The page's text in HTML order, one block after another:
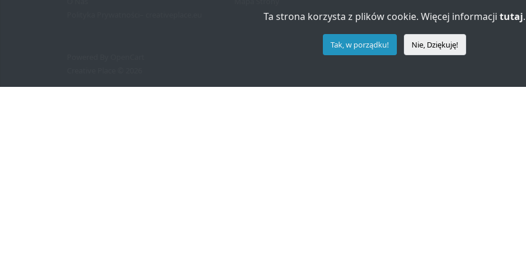
Ta strona korzysta z plików cookie. Więcej informacji tutaj.
Tak, w porządku! Nie, Dziękuję!